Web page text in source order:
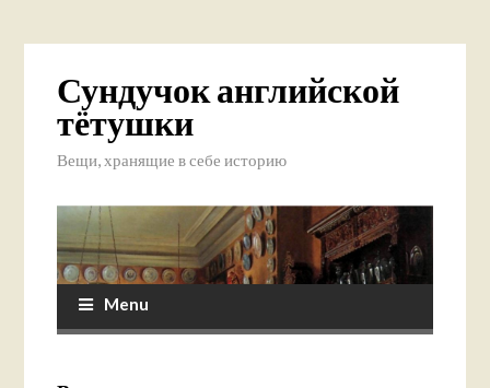
Сундучок английской
тётушки
Вещи, хранящие в себе историю
Menu